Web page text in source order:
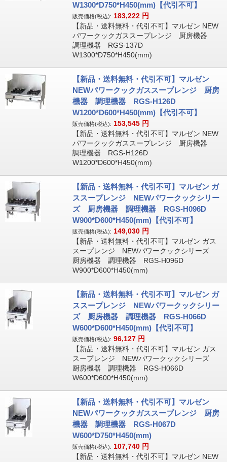
W1300*D750*H450(mm)【代引不可】
販売価格(税込): 183,222 円
【新品・送料無料・代引不可】マルゼン NEW
パワークックガススープレンジ 厨房機器
調理機器 RGS-137D
W1300*D750*H450(mm)
【新品・送料無料・代引不可】マルゼン
NEWパワークックガススープレンジ 厨房
機器 調理機器 RGS-H126D
W1200*D600*H450(mm)【代引不可】
販売価格(税込): 153,545 円
【新品・送料無料・代引不可】マルゼン NEW
パワークックガススープレンジ 厨房機器
調理機器 RGS-H126D
W1200*D600*H450(mm)
【新品・送料無料・代引不可】マルゼン ガ
ススープレンジ NEWパワークックシリー
ズ 厨房機器 調理機器 RGS-H096D
W900*D600*H450(mm)【代引不可】
販売価格(税込): 149,030 円
【新品・送料無料・代引不可】マルゼン ガス
スープレンジ NEWパワークックシリーズ
厨房機器 調理機器 RGS-H096D
W900*D600*H450(mm)
【新品・送料無料・代引不可】マルゼン ガ
ススープレンジ NEWパワークックシリー
ズ 厨房機器 調理機器 RGS-H066D
W600*D600*H450(mm)【代引不可】
販売価格(税込): 96,127 円
【新品・送料無料・代引不可】マルゼン ガス
スープレンジ NEWパワークックシリーズ
厨房機器 調理機器 RGS-H066D
W600*D600*H450(mm)
【新品・送料無料・代引不可】マルゼン
NEWパワークックガススープレンジ 厨房
機器 調理機器 RGS-H067D
W600*D750*H450(mm)
販売価格(税込): 107,740 円
【新品・送料無料・代引不可】マルゼン NEW